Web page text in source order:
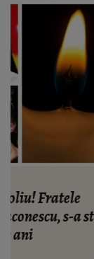
Noi detalii
curtea unei
fiului său